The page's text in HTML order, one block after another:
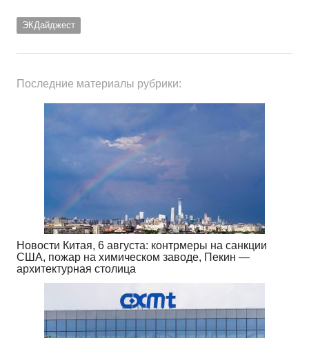
ЭКДайджест
Последние материалы рубрики:
Новости Китая, 6 августа: контрмеры на санкции
США, пожар на химическом заводе, Пекин —
архитектурная столица